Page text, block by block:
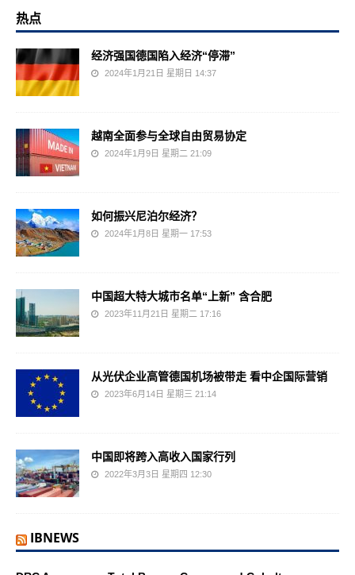
热点
经济强国德国陷入经济“停滞”
2024年1月21日 星期日 14:37
越南全面参与全球自由贸易协定
2024年1月9日 星期二 21:09
如何振兴尼泊尔经济？
2024年1月8日 星期一 17:53
中国超大特大城市名单“上新” 含合肥
2023年11月21日 星期二 17:16
从光伏企业高管德国机场被带走 看中企国际营销
2023年6月14日 星期三 21:14
中国即将跨入高收入国家行列
2022年3月3日 星期四 12:30
IBNEWS